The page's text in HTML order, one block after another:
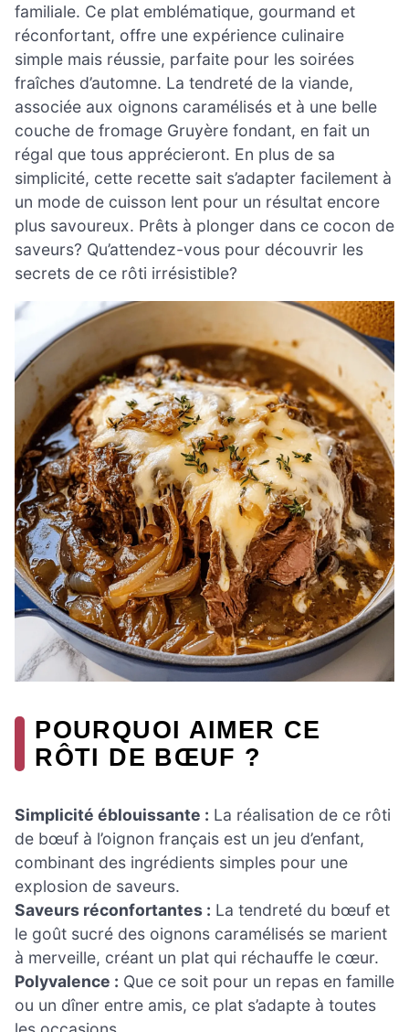
familiale. Ce plat emblématique, gourmand et
réconfortant, offre une expérience culinaire
simple mais réussie, parfaite pour les soirées
fraîches d’automne. La tendreté de la viande,
associée aux oignons caramélisés et à une belle
couche de fromage Gruyère fondant, en fait un
régal que tous apprécieront. En plus de sa
simplicité, cette recette sait s’adapter facilement à
un mode de cuisson lent pour un résultat encore
plus savoureux. Prêts à plonger dans ce cocon de
saveurs? Qu’attendez-vous pour découvrir les
secrets de ce rôti irrésistible?
POURQUOI AIMER CE
RÔTI DE BŒUF ?
Simplicité éblouissante : La réalisation de ce rôti
de bœuf à l’oignon français est un jeu d’enfant,
combinant des ingrédients simples pour une
explosion de saveurs.
Saveurs réconfortantes : La tendreté du bœuf et
le goût sucré des oignons caramélisés se marient
à merveille, créant un plat qui réchauffe le cœur.
Polyvalence : Que ce soit pour un repas en famille
ou un dîner entre amis, ce plat s’adapte à toutes